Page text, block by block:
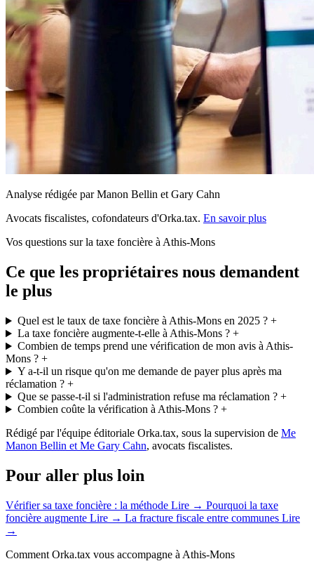
Analyse rédigée par Manon Bellin et Gary Cahn
Avocats fiscalistes, cofondateurs d'Orka.tax. En savoir plus
Vos questions sur la taxe foncière à Athis-Mons
Ce que les propriétaires nous demandent
le plus
Quel est le taux de taxe foncière à Athis-Mons en 2025 ?+
La taxe foncière augmente-t-elle à Athis-Mons ?+
Combien de temps prend une vérification de mon avis à Athis-
Mons ? +
Y a-t-il un risque qu'on me demande de payer plus après ma
réclamation ? +
Que se passe-t-il si l'administration refuse ma réclamation ?+
Combien coûte la vérification à Athis-Mons ?+
Rédigé par l'équipe éditoriale Orka.tax, sous la supervision de Me
Manon Bellin et Me Gary Cahn, avocats fiscalistes.
Pour aller plus loin
Vérifier sa taxe foncière : la méthode Lire → Pourquoi la taxe
foncière augmente Lire → La fracture fiscale entre communes Lire
→
Comment Orka.tax vous accompagne à Athis-Mons